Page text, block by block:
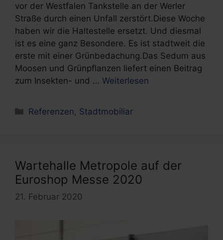
vor der Westfalen Tankstelle an der Werler
Straße durch einen Unfall zerstört.Diese Woche
haben wir die Haltestelle ersetzt. Und diesmal
ist es eine ganz Besondere. Es ist stadtweit die
erste mit einer Grünbedachung.Das Sedum aus
Moosen und Grünpflanzen liefert einen Beitrag
zum Insekten- und … Weiterlesen
Kategorien
Referenzen, Stadtmobiliar
Wartehalle Metropole auf der
Euroshop Messe 2020
21. Februar 2020